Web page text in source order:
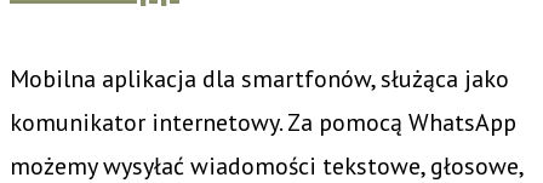
Mobilna aplikacja dla smartfonów, służąca jako
komunikator internetowy. Za pomocą WhatsApp
możemy wysyłać wiadomości tekstowe, głosowe,